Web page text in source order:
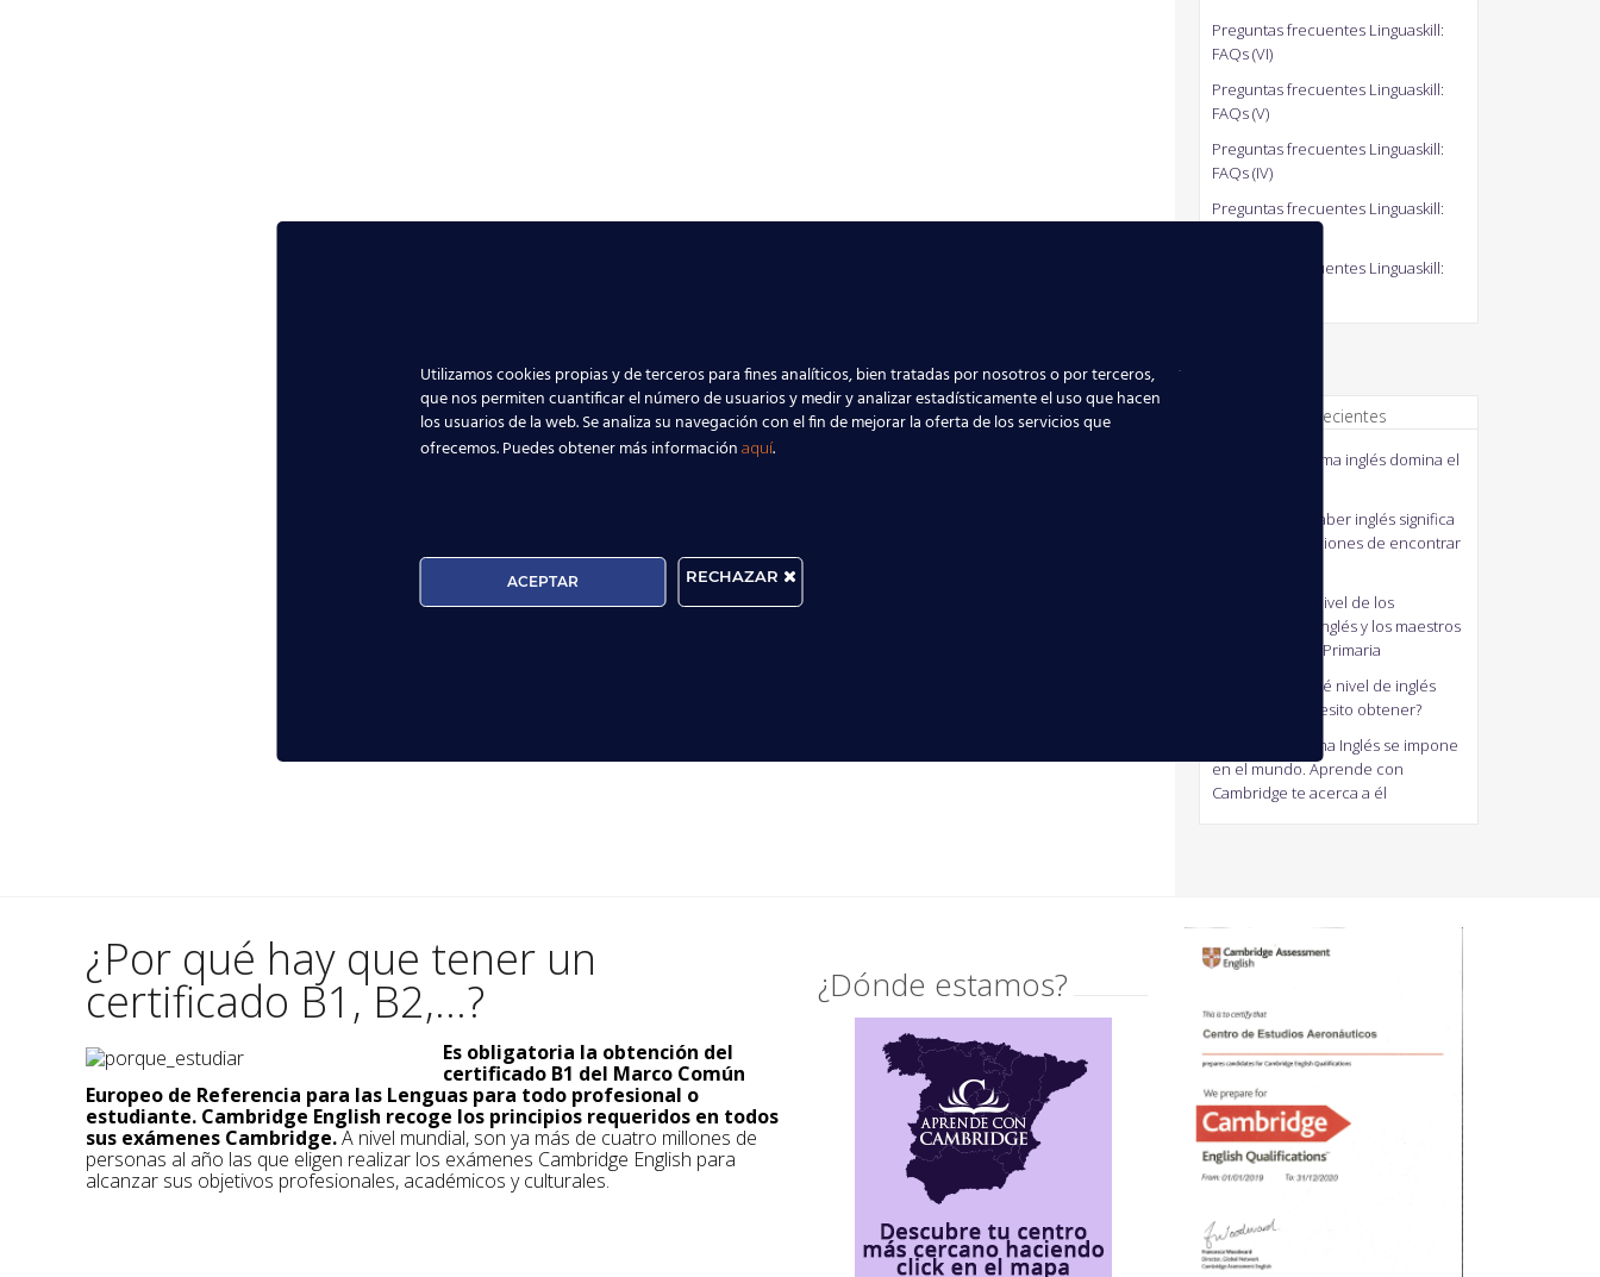
Preguntas frecuentes Linguaskill:
FAQs (VI)
Preguntas frecuentes Linguaskill:
FAQs (V)
Preguntas frecuentes Linguaskill:
FAQs (IV)
Preguntas frecuentes Linguaskill:
Preguntas frecuentes Linguaskill:
Comentarios recientes
El idioma inglés domina el
Saber inglés significa
mejorar tus opciones de encontrar
Bajo nivel de los
profesores de inglés y los maestros
generalistas de Primaria
¿Qué nivel de inglés
Cambridge necesito obtener?
El Idioma Inglés se impone
en el mundo. Aprende con
Cambridge te acerca a él
¿Por qué hay que tener un
certificado B1, B2,...?
Es obligatoria la obtención del
certificado B1 del Marco Común
Europeo de Referencia para las Lenguas para todo profesional o
estudiante. Cambridge English recoge los principios requeridos en todos
sus exámenes Cambridge.A nivel mundial, son ya más de cuatro millones de
personas al año las que eligen realizar los exámenes Cambridge English para
alcanzar sus objetivos profesionales, académicos y culturales.
¿Dónde estamos?
Utilizamos cookies propias y de terceros para fines analíticos, bien tratadas por nosotros o por terceros,
que nos permiten cuantificar el número de usuarios y medir y analizar estadísticamente el uso que hacen
los usuarios de la web. Se analiza su navegación con el fin de mejorar la oferta de los servicios que
ofrecemos. Puedes obtener más información aquí.
ACEPTAR RECHAZAR